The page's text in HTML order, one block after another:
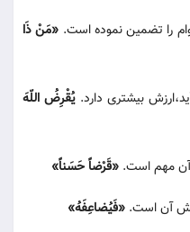
را تضمین نموده است. «مَنْ ذَا
یُقْرِضُ اللّهَ
«قَرْضاً حَسَناً»
«فَیُضاعِفَهُ»